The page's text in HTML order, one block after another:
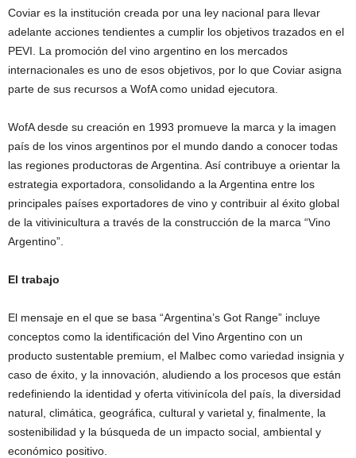
Coviar es la institución creada por una ley nacional para llevar
adelante acciones tendientes a cumplir los objetivos trazados en el
PEVI. La promoción del vino argentino en los mercados
internacionales es uno de esos objetivos, por lo que Coviar asigna
parte de sus recursos a WofA como unidad ejecutora.
WofA desde su creación en 1993 promueve la marca y la imagen
país de los vinos argentinos por el mundo dando a conocer todas
las regiones productoras de Argentina. Así contribuye a orientar la
estrategia exportadora, consolidando a la Argentina entre los
principales países exportadores de vino y contribuir al éxito global
de la vitivinicultura a través de la construcción de la marca “Vino
Argentino”.
El trabajo
El mensaje en el que se basa “Argentina’s Got Range” incluye
conceptos como la identificación del Vino Argentino con un
producto sustentable premium, el Malbec como variedad insignia y
caso de éxito, y la innovación, aludiendo a los procesos que están
redefiniendo la identidad y oferta vitivinícola del país, la diversidad
natural, climática, geográfica, cultural y varietal y, finalmente, la
sostenibilidad y la búsqueda de un impacto social, ambiental y
económico positivo.